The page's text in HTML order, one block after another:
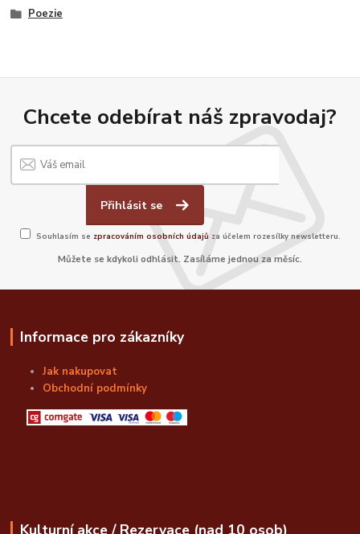
Poezie
Chcete odebírat náš zpravodaj?
Přihlásit se
Souhlasím se zpracováním osobních údajů za účelem rozesílky newsletteru.
Můžete se kdykoli odhlásit. Zasíláme jednou za měsíc.
Informace pro zákazníky
Jak nakupovat
Obchodní podmínky